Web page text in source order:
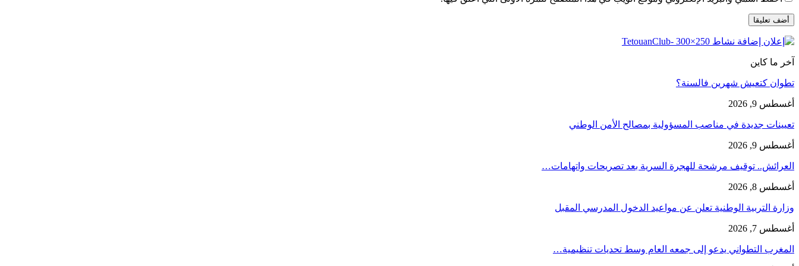
آخر ما كاين
تطوان كتعيش شهرين فالسنة؟
أغسطس 9, 2026
تعيينات جديدة في مناصب المسؤولية بمصالح الأمن الوطني
أغسطس 9, 2026
العرائش.. توقيف مرشحة للهجرة السرية بعد تصريحات واتهامات…
أغسطس 8, 2026
وزارة التربية الوطنية تعلن عن مواعيد الدخول المدرسي المقبل
أغسطس 7, 2026
المغرب التطواني يدعو إلى جمعه العام وسط تحديات تنظيمية…